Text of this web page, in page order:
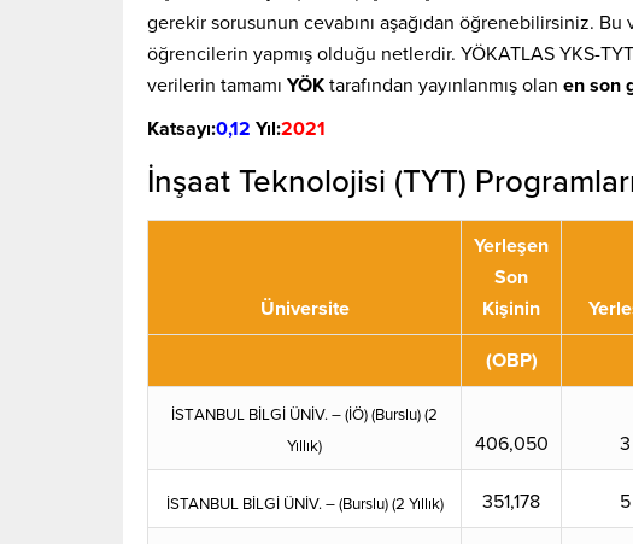
gerekir sorusunun cevabını aşağıdan öğrenebilirsiniz. Bu
öğrencilerin yapmış olduğu netlerdir. YÖKATLAS YKS-
verilerin tamamı YÖK tarafından yayınlanmış olan en son
Katsayı:0,12 Yıl:2021
İnşaat Teknolojisi (TYT)
Üniversite
Yerleşen
Son
Kişinin
(OBP)
İSTANBUL BİLGİ ÜNİV. – (İÖ) (Burslu) (2
Yıllık)
406,050 3
İSTANBUL BİLGİ ÜNİV. – (Burslu) (2 Yıllık) 351,178 5